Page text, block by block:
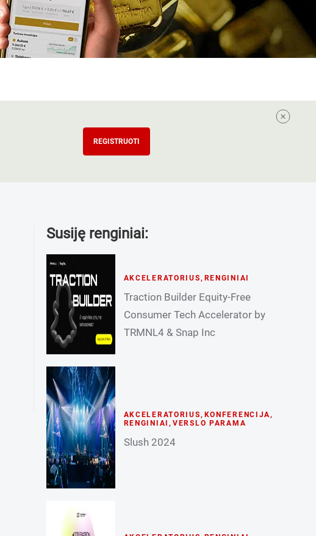
REGISTRUOTI
Susiję renginiai:
AKCELERATORIUS , RENGINIAI
Traction Builder Equity-Free
Consumer Tech Accelerator by
TRMNL4 & Snap Inc
AKCELERATORIUS , KONFERENCIJA ,
RENGINIAI , VERSLO PARAMA
Slush 2024